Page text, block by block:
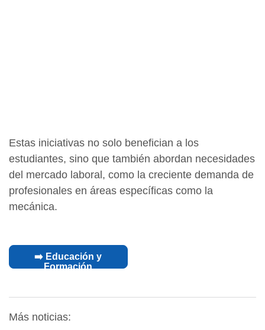
Estas iniciativas no solo benefician a los
estudiantes, sino que también abordan necesidades
del mercado laboral, como la creciente demanda de
profesionales en áreas específicas como la
mecánica.
➡️ Educación y
Formación
Más noticias: